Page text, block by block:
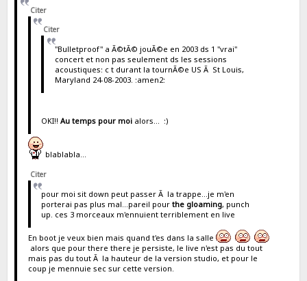
Citer
Citer
"Bulletproof" a Ã©tÃ© jouÃ©e en 2003 ds 1 "vrai"
concert et non pas seulement ds les sessions
acoustiques: c t durant la tournÃ©e US Ã St Louis,
Maryland 24-08-2003. :amen2:
OKI!!Au temps pour moi alors... :)
blablabla...
Citer
pour moi sit down peut passer Ã la trappe...je m'en
porterai pas plus mal...pareil pourthe gloaming, punch
up. ces 3 morceaux m'ennuient terriblement en live
En boot je veux bien mais quand t'es dans la salle
alors que pour there there je persiste, le live n'est pas du tout
mais pas du tout Ã la hauteur de la version studio, et pour le
coup je mennuie sec sur cette version.